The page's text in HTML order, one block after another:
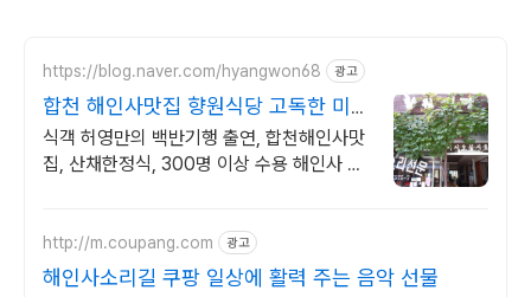
https://blog.naver.com/hyangwon68 광고
합천 해인사맛집 향원식당 고독한 미식
가도 다녀간 맛집
식객 허영만의 백반기행 출연, 합천해인사맛
집, 산채한정식, 300명 이상 수용 해인사 향
http://m.coupang.com 광고
해인사소리길 쿠팡 일상에 활력 주는 음악 선물